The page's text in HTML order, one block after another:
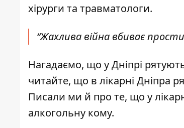
хірурги та травматологи.
“Жахлива війна вбиває
Нагадаємо, що у Дніпрі рятують
читайте, що в лікарні Дніпра
Писали ми й про те, що у
алкогольну кому.